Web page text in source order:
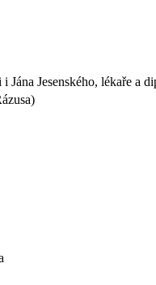
Jesenského, lékaře a